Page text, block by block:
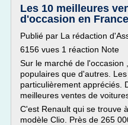
Les 10 meilleures
d'occasion en France
Publié par La rédaction
6156 vues 1 réaction Note
Sur le marché de l'occasion
populaires que d'autres.
particulièrement appréciés.
meilleures ventes de
C'est Renault qui se trouve
modèle Clio. Près de 265